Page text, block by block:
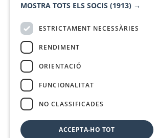
MOSTRA TOTS ELS SOCIS (1913) →
ESTRICTAMENT NECESSÀRIES
RENDIMENT
ORIENTACIÓ
FUNCIONALITAT
NO CLASSIFICADES
ACCEPTA-HO TOT